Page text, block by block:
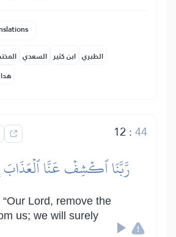
السعدي ابن كثير الطبري
12 :44
رَّبَّنَا ٱكۡشِفۡ عَنَّا ٱلۡعَذَابَ
Lord, remove the
us; we will surely